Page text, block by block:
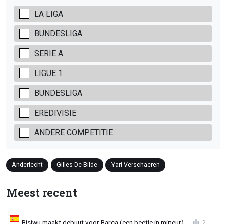
LA LIGA
BUNDESLIGA
SERIE A
LIGUE 1
BUNDESLIGA
EREDIVISIE
ANDERE COMPETITIE
Anderlecht Gilles De Bilde Yari Verschaeren
Meest recent